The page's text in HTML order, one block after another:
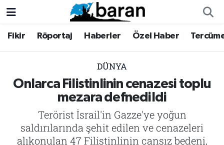
Fikir Röportaj Haberler Özel Haber
DÜNYA
Onlarca Filistinlinin cenazesi toplu
mezara defnedildi
Terörist İsrail'in Gazze'ye yoğun
saldırılarında şehit edilen ve cenazeleri
alıkonulan 47 Filistinlinin cansız bedeni,
Fikir
Haberler
Özel Haber
Tercüme
Fikir
Haberler
Özel Haber
Tercüme
Nöbetçi Eczaneler
Trafik Durumu
Süper Lig Puan Durumu ve Fikstür
Tüm Manşetler